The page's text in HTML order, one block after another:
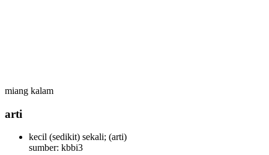
miang kalam
arti
kecil (sedikit) sekali; (arti)
sumber: kbbi3